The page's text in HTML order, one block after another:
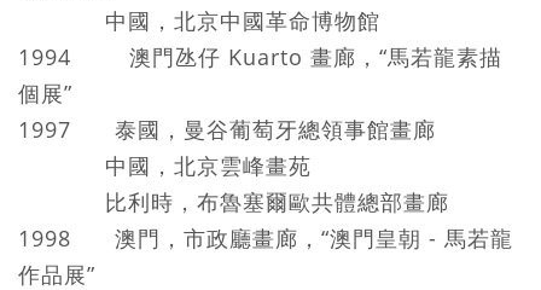
中國，北京中國革命博物館
1994 澳門氹仔 Kuarto 畫廊，“馬若龍素描
個展”
1997 泰國，曼谷葡萄牙總領事館畫廊
中國，北京雲峰畫苑
比利時，布魯塞爾歐共體總部畫廊
1998 澳門，市政廳畫廊，“澳門皇朝 - 馬若龍
作品展”